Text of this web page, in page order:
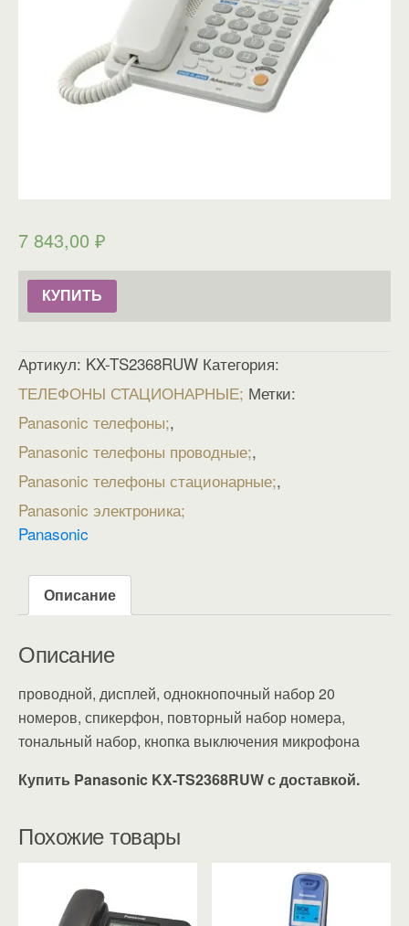
7 843,00 ₽
КУПИТЬ
Артикул: KX-TS2368RUW Категория:
ТЕЛЕФОНЫ СТАЦИОНАРНЫЕ Метки:
Panasonic телефоны ,
Panasonic телефоны проводные ,
Panasonic телефоны стационарные ,
Panasonic электроника
Panasonic
Описание
Описание
проводной, дисплей, однокнопочный набор 20
номеров, спикерфон, повторный набор номера,
тональный набор, кнопка выключения микрофона
Купить Panasonic KX-TS2368RUW с доставкой.
Похожие товары